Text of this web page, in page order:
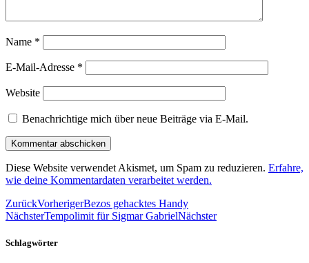
Name *
E-Mail-Adresse *
Website
Benachrichtige mich über neue Beiträge via E-Mail.
Diese Website verwendet Akismet, um Spam zu reduzieren. Erfahre,
wie deine Kommentardaten verarbeitet werden.
ZurückVorherigerBezos gehacktes Handy
NächsterTempolimit für Sigmar GabrielNächster
Schlagwörter